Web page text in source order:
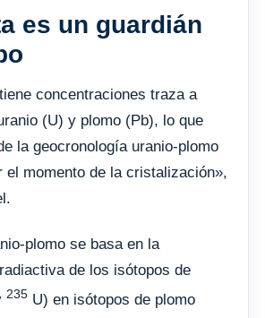
es un guardián
concentraciones traza a
(U) y plomo (Pb), lo que
la geocronología uranio-plomo
el momento de la cristalización»,
plomo se basa en la
de los isótopos de
235 U) en isótopos de plomo